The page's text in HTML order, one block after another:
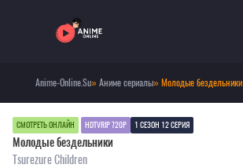
Anime-Online.Su»Аниме сериалы» Молодые бездельники
СМОТРЕТЬ ОНЛАЙН HDTVRIP 720P 1 СЕЗОН 12 СЕРИЯ
Молодые бездельники
Tsurezure Children